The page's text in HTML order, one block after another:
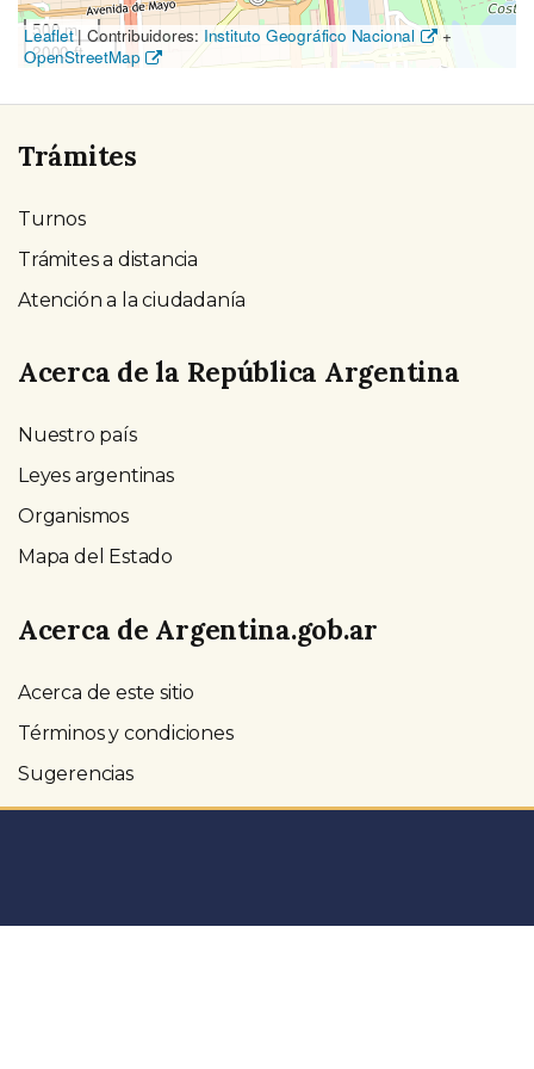
500 m
2000 ft
Leaflet |Contribuidores: Instituto Geográfico Nacional
+
OpenStreetMap
Trámites
Turnos
Trámites a distancia
Atención a la ciudadanía
Acerca de la República Argentina
Nuestro país
Leyes argentinas
Organismos
Mapa del Estado
Acerca de Argentina.gob.ar
Acerca de este sitio
Términos y condiciones
Sugerencias